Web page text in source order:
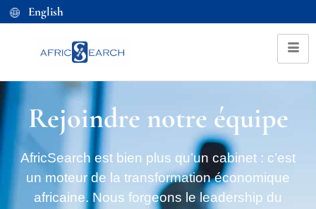
English
Rejoindre notre équipe
AfricSearch est bien plus qu’un cabinet : c’est
un moteur de la transformation économique
africaine. Nous forgeons le leadership du